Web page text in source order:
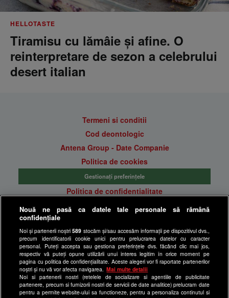
HELLOTASTE
Tiramisu cu lămâie și afine. O
reinterpretare de sezon a celebrului
desert italian
Termeni si conditii
Cod deontologic
Antena Group - Date Companie
Politica de cookies
Gestionați preferințele
Politica de confidentialitate
Anunturi gratuite pe Lajumate.ro
Program Happy Channel
Echipa editorială
Site-uri Antena Group
a1.ro
antenastars.ro
Nouă ne pasă ca datele tale personale să rămână
confidențiale
Noi și partenerii noștri589 stocăm și/sau accesăm informații pe dispozitivul dvs.,
precum identificatorii cookie unici pentru prelucrarea datelor cu caracter
personal. Puteți accepta sau gestiona preferințele dvs. făcând clic mai jos,
respectiv vă puteți opune utilizării unui interes legitim în orice moment pe
pagina cu politica de confidențialitate. Aceste alegeri vor fi raportate partenerilor
noștri și nu vă vor afecta navigarea.
Mai multe detalii
Noi si partenerii nostri (retelele de socializare si agentiile de publicitate
partenere, precum si furnizorii nostri de servicii de date analitice) prelucram date
pentru a permite website-ului sa functioneze, pentru a personaliza continutul si